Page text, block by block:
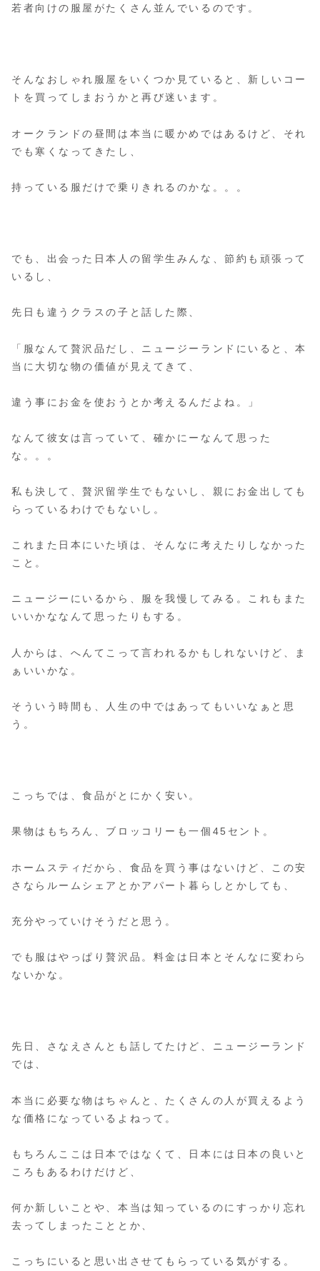
若者向けの服屋がたくさん並んでいるのです。
そんなおしゃれ服屋をいくつか見ていると、新しいコー
トを買ってしまおうかと再び迷います。
オークランドの昼間は本当に暖かめではあるけど、それ
でも寒くなってきたし、
持っている服だけで乗りきれるのかな。。。
でも、出会った日本人の留学生みんな、節約も頑張って
いるし、
先日も違うクラスの子と話した際、
「服なんて贅沢品だし、ニュージーランドにいると、本
当に大切な物の価値が見えてきて、
違う事にお金を使おうとか考えるんだよね。」
なんて彼女は言っていて、確かにーなんて思った
な。。。
私も決して、贅沢留学生でもないし、親にお金出しても
らっているわけでもないし。
これまた日本にいた頃は、そんなに考えたりしなかった
こと。
ニュージーにいるから、服を我慢してみる。これもまた
いいかななんて思ったりもする。
人からは、へんてこって言われるかもしれないけど、ま
ぁいいかな。
そういう時間も、人生の中ではあってもいいなぁと思
う。
こっちでは、食品がとにかく安い。
果物はもちろん、ブロッコリーも一個45セント。
ホームスティだから、食品を買う事はないけど、この安
さならルームシェアとかアパート暮らしとかしても、
充分やっていけそうだと思う。
でも服はやっぱり贅沢品。料金は日本とそんなに変わら
ないかな。
先日、さなえさんとも話してたけど、ニュージーランド
では、
本当に必要な物はちゃんと、たくさんの人が買えるよう
な価格になっているよねって。
もちろんここは日本ではなくて、日本には日本の良いと
ころもあるわけだけど、
何か新しいことや、本当は知っているのにすっかり忘れ
去ってしまったこととか、
こっちにいると思い出させてもらっている気がする。